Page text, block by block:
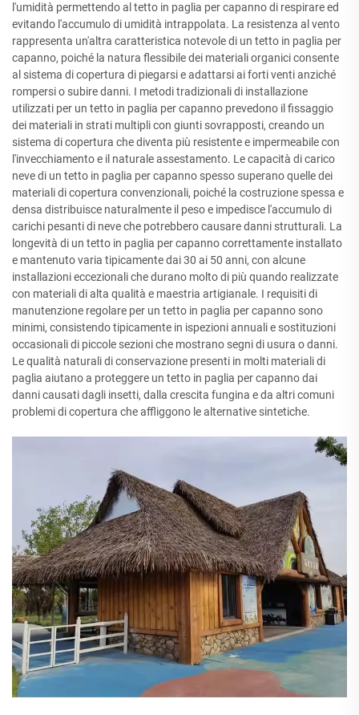
l'umidità permettendo al tetto in paglia per capanno di respirare ed
evitando l'accumulo di umidità intrappolata. La resistenza al vento
rappresenta un'altra caratteristica notevole di un tetto in paglia per
capanno, poiché la natura flessibile dei materiali organici consente
al sistema di copertura di piegarsi e adattarsi ai forti venti anziché
rompersi o subire danni. I metodi tradizionali di installazione
utilizzati per un tetto in paglia per capanno prevedono il fissaggio
dei materiali in strati multipli con giunti sovrapposti, creando un
sistema di copertura che diventa più resistente e impermeabile con
l'invecchiamento e il naturale assestamento. Le capacità di carico
neve di un tetto in paglia per capanno spesso superano quelle dei
materiali di copertura convenzionali, poiché la costruzione spessa e
densa distribuisce naturalmente il peso e impedisce l'accumulo di
carichi pesanti di neve che potrebbero causare danni strutturali. La
longevità di un tetto in paglia per capanno correttamente installato
e mantenuto varia tipicamente dai 30 ai 50 anni, con alcune
installazioni eccezionali che durano molto di più quando realizzate
con materiali di alta qualità e maestria artigianale. I requisiti di
manutenzione regolare per un tetto in paglia per capanno sono
minimi, consistendo tipicamente in ispezioni annuali e sostituzioni
occasionali di piccole sezioni che mostrano segni di usura o danni.
Le qualità naturali di conservazione presenti in molti materiali di
paglia aiutano a proteggere un tetto in paglia per capanno dai
danni causati dagli insetti, dalla crescita fungina e da altri comuni
problemi di copertura che affliggono le alternative sintetiche.